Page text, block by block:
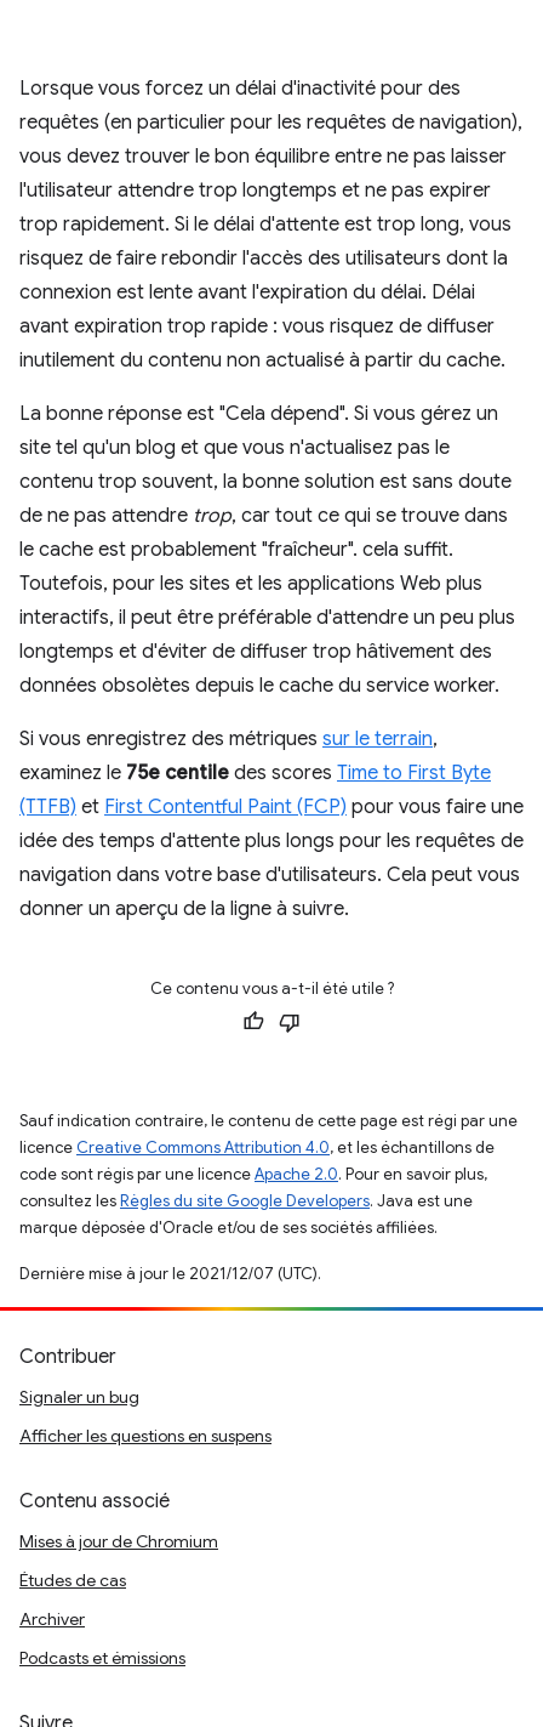
Lorsque vous forcez un délai d'inactivité pour des
requêtes (en particulier pour les requêtes de navigation),
vous devez trouver le bon équilibre entre ne pas laisser
l'utilisateur attendre trop longtemps et ne pas expirer
trop rapidement. Si le délai d'attente est trop long, vous
risquez de faire rebondir l'accès des utilisateurs dont la
connexion est lente avant l'expiration du délai. Délai
avant expiration trop rapide : vous risquez de diffuser
inutilement du contenu non actualisé à partir du cache.
La bonne réponse est "Cela dépend". Si vous gérez un
site tel qu'un blog et que vous n'actualisez pas le
contenu trop souvent, la bonne solution est sans doute
de ne pas attendre trop, car tout ce qui se trouve dans
le cache est probablement "fraîcheur". cela suffit.
Toutefois, pour les sites et les applications Web plus
interactifs, il peut être préférable d'attendre un peu plus
longtemps et d'éviter de diffuser trop hâtivement des
données obsolètes depuis le cache du service worker.
Si vous enregistrez des métriques sur le terrain,
examinez le 75e centile des scores Time to First Byte
(TTFB) et First Contentful Paint (FCP) pour vous faire une
idée des temps d'attente plus longs pour les requêtes de
navigation dans votre base d'utilisateurs. Cela peut vous
donner un aperçu de la ligne à suivre.
Ce contenu vous a-t-il été utile ?
Sauf indication contraire, le contenu de cette page est régi par une
licence Creative Commons Attribution 4.0, et les échantillons de
code sont régis par une licenceApache 2.0. Pour en savoir plus,
consultez lesRègles du site Google Developers. Java est une
marque déposée d'Oracle et/ou de ses sociétés affiliées.
Dernière mise à jour le 2021/12/07 (UTC).
Contribuer
Signaler un bug
Afficher les questions en suspens
Contenu associé
Mises à jour de Chromium
Études de cas
Archiver
Podcasts et émissions